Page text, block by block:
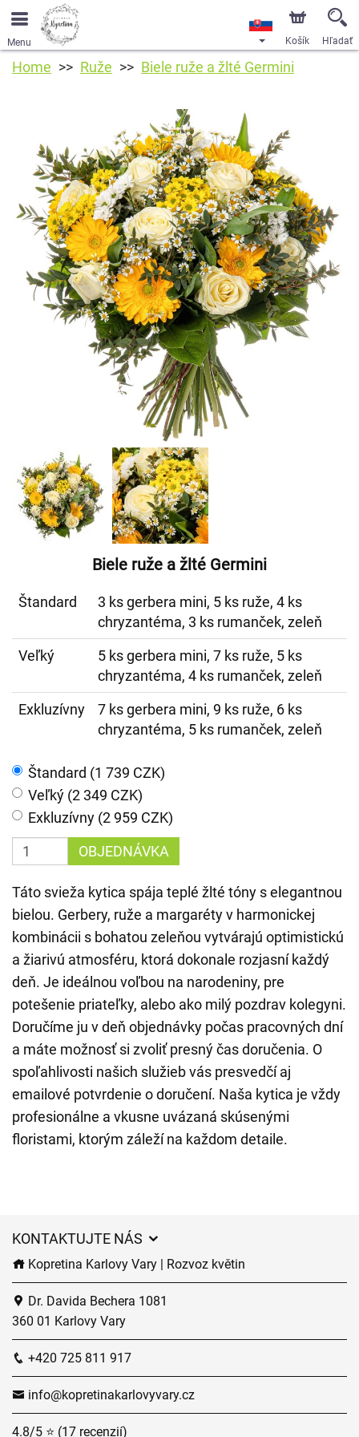
Menu Košík Hľadať
Home Ruže Biele ruže a žlté Germini
Biele ruže a žlté Germini
Štandard
3 ks gerbera mini, 5 ks ruže, 4 ks
chryzantéma, 3 ks rumanček, zeleň
Veľký
5 ks gerbera mini, 7 ks ruže, 5 ks
chryzantéma, 4 ks rumanček, zeleň
Exkluzívny
7 ks gerbera mini, 9 ks ruže, 6 ks
chryzantéma, 5 ks rumanček, zeleň
Štandard (1 739 CZK)
Veľký (2 349 CZK)
Exkluzívny (2 959 CZK)
OBJEDNÁVKA
Táto svieža kytica spája teplé žlté tóny s elegantnou
bielou. Gerbery, ruže a margaréty v harmonickej
kombinácii s bohatou zeleňou vytvárajú optimistickú
a žiarivú atmosféru, ktorá dokonale rozjasní každý
deň. Je ideálnou voľbou na narodeniny, pre
potešenie priateľky, alebo ako milý pozdrav kolegyni.
Doručíme ju v deň objednávky počas pracovných dní
a máte možnosť si zvoliť presný čas doručenia. O
spoľahlivosti našich služieb vás presvedčí aj
emailové potvrdenie o doručení. Naša kytica je vždy
profesionálne a vkusne uvázaná skúsenými
floristami, ktorým záleží na každom detaile.
KONTAKTUJTE NÁS
Kopretina Karlovy Vary | Rozvoz květin
Dr. Davida Bechera 1081
360 01 Karlovy Vary
+420 725 811 917
info@kopretinakarlovyvary.cz
4.8/5 ⭐ (17 recenzií)